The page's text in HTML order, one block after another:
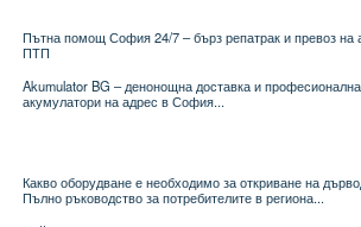
Пътна помощ София 24/7 – бърз репатрак и превоз
ПТП
Akumulator BG – денонощна доставка и
акумулатори на адрес в София...
Какво оборудване е необходимо за откриване на
Пълно ръководство за потребителите в региона...